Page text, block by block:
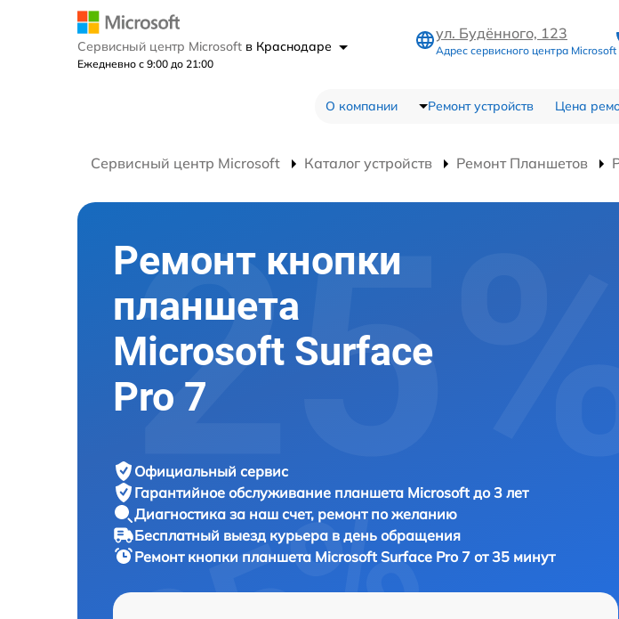
Сервисный центр Microsoft в Краснодаре
Ежедневно с 9:00 до 21:00
ул. Будённого, 123
Адрес сервисного центра Microsoft
О компании Ремонт устройств Цена
Сервисный центр Microsoft Каталог устройств Ремонт Планшетов
Ремонт кнопки
планшета
Microsoft Surface
Pro 7
Официальный сервис
Гарантийное обслуживание планшета Microsoft до 3 лет
Диагностика за наш счет, ремонт по желанию
Бесплатный выезд курьера в день обращения
Ремонт кнопки планшета Microsoft Surface Pro 7 от 35 минут